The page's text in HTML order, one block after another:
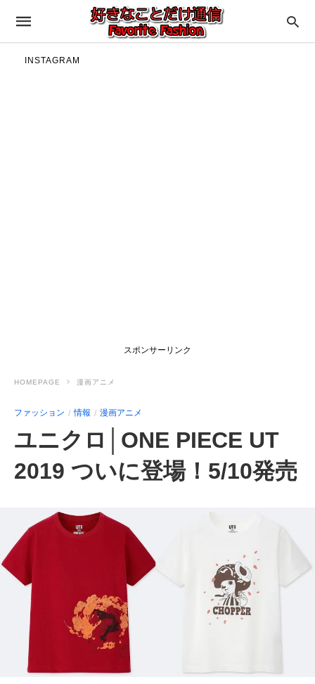
INSTAGRAM
スポンサーリンク
HOMEPAGE 漫画アニメ
ファッション 情報 漫画アニメ
ユニクロ│ONE PIECE UT
2019 ついに登場！5/10発売